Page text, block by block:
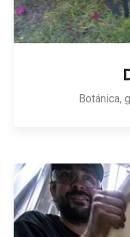
Botánica,